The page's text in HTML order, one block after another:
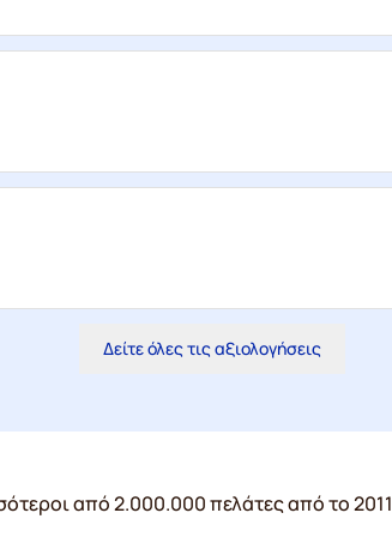
Δείτε όλες τις αξιολογήσεις
από 2.000.000 πελάτες από το 2011